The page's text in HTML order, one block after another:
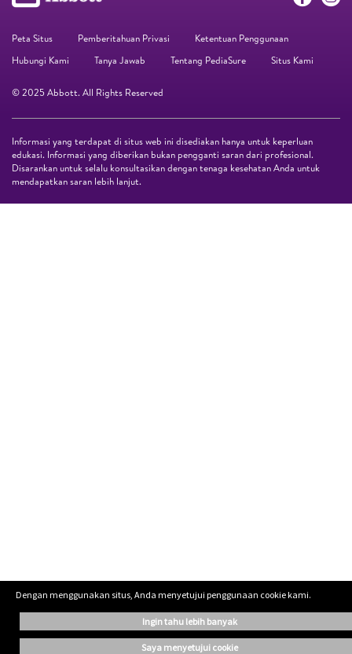
Peta Situs Pemberitahuan Privasi
Ketentuan Penggunaan
Hubungi Kami
Tanya Jawab Tentang PediaSure Situs Kami
© 2025 Abbott. All Rights Reserved
Informasi yang terdapat di situs web ini disediakan hanya untuk keperluan
edukasi. Informasi yang diberikan bukan pengganti saran dari profesional.
Disarankan untuk selalu konsultasikan dengan tenaga kesehatan Anda untuk
mendapatkan saran lebih lanjut.
Dengan menggunakan situs, Anda menyetujui penggunaan cookie kami.
ingin tahu lebih banyak
saya menyetujui cookie